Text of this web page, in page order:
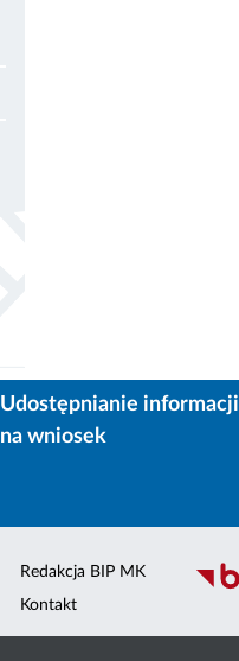
Udostępnianie informacji
na wniosek
Redakcja BIP MK
Kontakt